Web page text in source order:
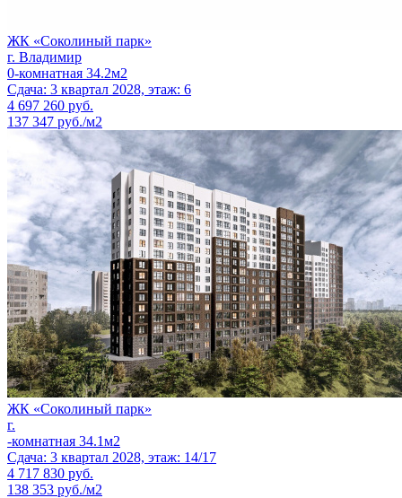
ЖК «Соколиный парк»
г. Владимир
0-комнатная 34.2м2
Сдача: 3 квартал 2028, этаж: 6
4 697 260 руб.
137 347 руб./м2
ЖК «Соколиный парк»
г.
-комнатная 34.1м2
Сдача: 3 квартал 2028, этаж: 14/17
4 717 830 руб.
138 353 руб./м2